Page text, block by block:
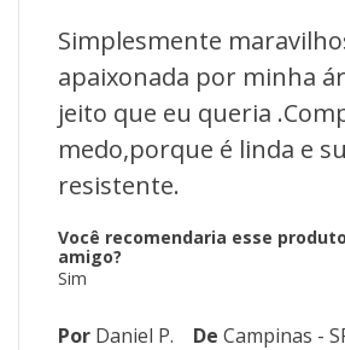
Marca: Christmas & Co
Material: Não especificado
Altura: 1,50 metros
Diâmetro: 0,98 cm
Quantidade de galhos: 342
Origem: Importado
Simplesmente
apaixonada por minha
jeito que eu queria
medo,porque é linda e
resistente.
Você recomendaria esse
amigo?
Sim
Por Daniel P. De Campinas -